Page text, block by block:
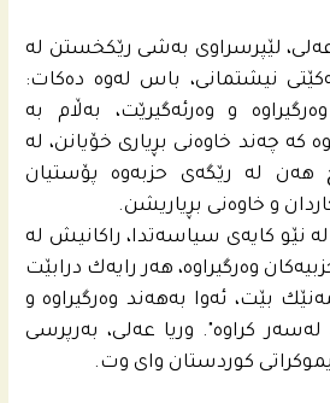
عەلی، لێپرسراوی بەشی رێکخستن لە
نیشتمانى، باس له‌وه‌ ده‌كات:
و وه‌رئه‌گیرێت، به‌ڵام به‌
كه‌ چه‌ند خاوه‌نى بڕیارى خۆیانن، له‌
هه‌ن له‌ رێگه‌ى حزبه‌وه‌ پۆستیان
و خاوه‌نى بڕیاریشن.
نێو كایه‌ى سیاسه‌تدا، راكانیش له‌
وه‌رگیراوه‌، هه‌ر رایه‌ك درابێت
بێت، ئه‌وا به‌هه‌ند وه‌رگیرا‌وه‌ و
له‌سه‌ر كراوه‌". وریا عەلی، به‌رپرسی
كوردستان وای وت.